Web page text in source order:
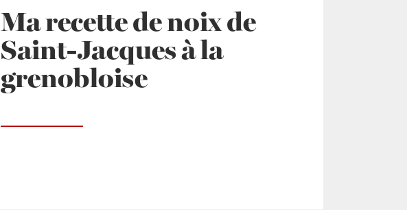
Ma recette de noix de
Saint-Jacques à la
grenobloise